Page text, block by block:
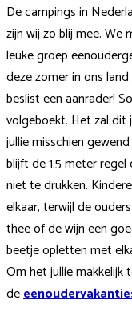
De campings in
zijn wij zo blij mee. We
leuke groep
deze zomer in ons
beslist een aanrader!
volgeboekt. Het zal dit
jullie misschien
blijft de 1.5 meter
niet te drukken.
elkaar, terwijl de
thee of de wijn een
beetje opletten met
Om het jullie makkelijk
de